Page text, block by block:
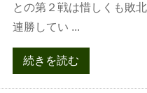
との第２戦は惜しくも敗
連勝してい ...
続きを読む